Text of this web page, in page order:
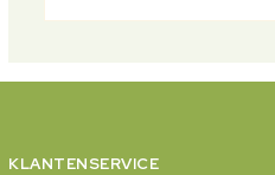
KLANTENSERVICE